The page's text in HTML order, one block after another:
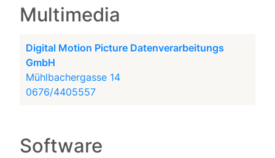
Multimedia
Digital Motion Picture Datenverarbeitungs
GmbH
Mühlbachergasse 14
0676/4405557
Software